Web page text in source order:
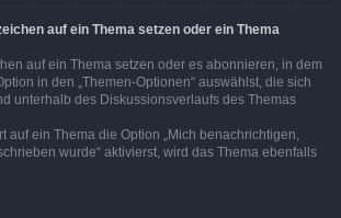
auf ein Thema setzen oder ein Thema
auf ein Thema setzen oder es abonnieren, in dem
in den „Themen-Optionen“ auswählst, die sich
unterhalb des Diskussionsverlaufs des Themas
auf ein Thema die Option „Mich benachrichtigen,
wurde“ aktivierst, wird das Thema ebenfalls